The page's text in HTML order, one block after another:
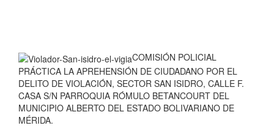
COMISIÓN POLICIAL
PRÁCTICA LA APREHENSIÓN DE CIUDADANO POR EL
DELITO DE VIOLACIÓN, SECTOR SAN ISIDRO, CALLE F.
CASA S/N PARROQUIA RÓMULO BETANCOURT DEL
MUNICIPIO ALBERTO DEL ESTADO BOLIVARIANO DE
MÉRIDA.